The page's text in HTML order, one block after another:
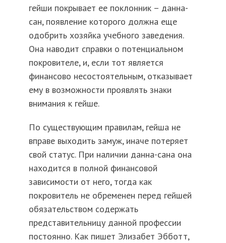
гейши покрывает ее поклонник – данна-
сан, появление которого должна еще
одобрить хозяйка учебного заведения.
Она наводит справки о потенциальном
покровителе, и, если тот является
финансово несостоятельным, отказывает
ему в возможности проявлять знаки
внимания к гейше.
По существующим правилам, гейша не
вправе выходить замуж, иначе потеряет
свой статус. При наличии данна-сана она
находится в полной финансовой
зависимости от него, тогда как
покровитель не обременен перед гейшей
обязательством содержать
представительницу данной профессии
постоянно. Как пишет Элизабет Эбботт,